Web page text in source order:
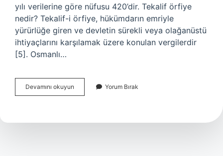
yılı verilerine göre nüfusu 420’dir. Tekalif örfiye
nedir? Tekalif-i örfiye, hükümdarın emriyle
yürürlüğe giren ve devletin sürekli veya olağanüstü
ihtiyaçlarını karşılamak üzere konulan vergilerdir
[5]. Osmanlı…
Devamını okuyun
Divaniye
Yorum Bırak